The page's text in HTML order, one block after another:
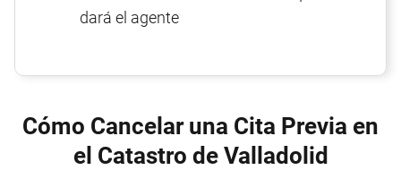
dará el agente
Cómo Cancelar una Cita Previa en
el Catastro de Valladolid